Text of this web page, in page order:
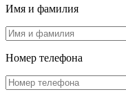
Имя и фамилия
Номер телефона